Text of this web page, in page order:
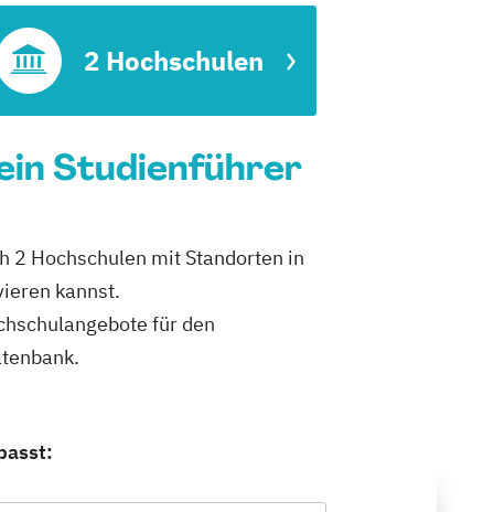
2 Hochschulen
Studienführer
2 Hochschulen mit Standorten in
kannst.
für den